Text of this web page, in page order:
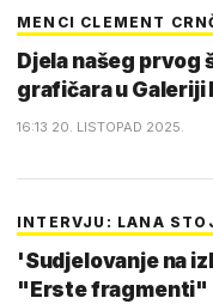
MENCI CLEMENT
Djela našeg prvog
grafičara u Galeriji
16:13 20. LISTOPAD 2025.
INTERVJU: LANA
'Sudjelovanje na
"Erste fragmenti"